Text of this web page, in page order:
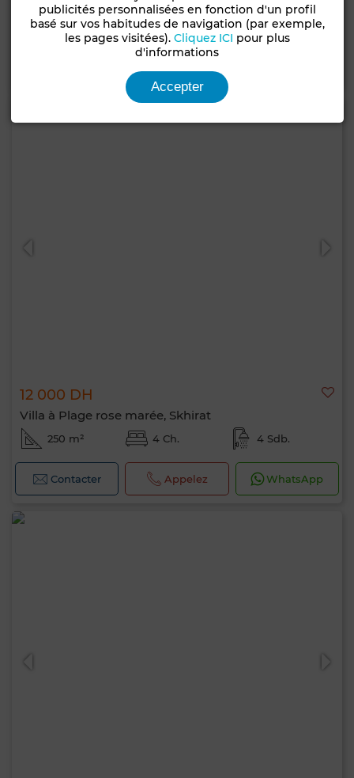
350 m² 4 Ch. 3 Sdb.
12 000 DH
Villa à Plage rose marée, Skhirat
250 m² 4 Ch. 4 Sdb.
Contacter Appelez WhatsApp
publicités personnalisées en fonction d'un profil
basé sur vos habitudes de navigation (par exemple,
les pages visitées). Cliquez ICI pour plus
d'informations
Accepter